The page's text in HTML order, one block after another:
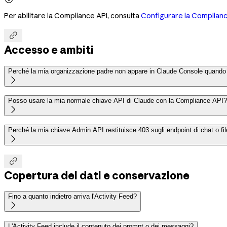
Per abilitare la Compliance API, consultaConfigurare la

Accesso e ambiti
Perché la mia organizzazione padre non appare in Claude Console

Posso usare la mia normale chiave API di Claude con la Compliance API?

Perché la mia chiave Admin API restituisce 403 sugli endpoint di chat o


Copertura dei dati e conservazione
Fino a quanto indietro arriva l'Activity Feed?
